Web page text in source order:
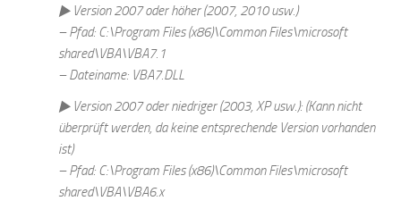
▶ Version 2007 oder höher (2007, 2010 usw.)
– Pfad: C:\Program Files (x86)\Common Files\microsoft
shared\VBA\VBA7.1
– Dateiname: VBA7.DLL
▶ Version 2007 oder niedriger (2003, XP usw.): (Kann nicht
überprüft werden, da keine entsprechende Version vorhanden
ist)
– Pfad: C:\Program Files (x86)\Common Files\microsoft
shared\VBA\VBA6.x